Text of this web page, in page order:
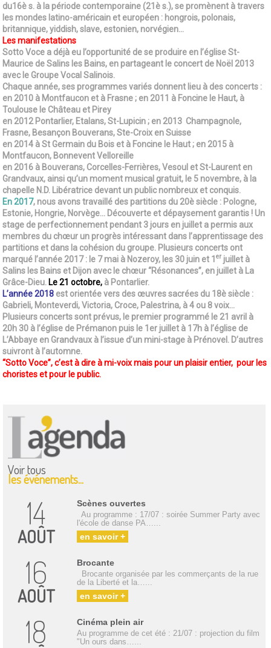
du16è s. à la période contemporaine (21è s.), se promènent à travers
les mondes latino-américain et européen : hongrois, polonais,
britannique, yiddish, slave, estonien, norvégien…
Les manifestations
Sotto Voce a déjà eu l’opportunité de se produire en l’église St-
Maurice de Salins les Bains, en partageant le concert de Noël 2013
avec le Groupe Vocal Salinois.
Chaque année, ses programmes variés donnent lieu à des concerts :
en 2010 à Montfaucon et à Frasne ; en 2011 à Foncine le Haut, à
Toulouse le Château et Pirey
en 2012 Pontarlier, Etalans, St-Lupicin ; en 2013 Champagnole,
Frasne, Besançon Bouverans, Ste-Croix en Suisse
en 2014 à St Germain du Bois et à Foncine le Haut ; en 2015 à
Montfaucon, Bonnevent Velloreille
en 2016 à Bouverans, Corcelles-Ferrières, Vesoul et St-Laurent en
Grandvaux, ainsi qu’un moment musical gratuit, le 5 novembre, à la
chapelle N.D. Libératrice devant un public nombreux et conquis.
En 2017, nous avons travaillé des partitions du 20è siècle : Pologne,
Estonie, Hongrie, Norvège… Découverte et dépaysement garantis ! Un
stage de perfectionnement pendant 3 jours en juillet a permis aux
membres du chœur un progrès intéressant dans l’apprentissage des
partitions et dans la cohésion du groupe. Plusieurs concerts ont
marqué l’année 2017 : le 7 mai à Nozeroy, les 30 juin et 1er juillet à
Salins les Bains et Dijon avec le chœur “Résonances”, en juillet à La
Grâce-Dieu. Le 21 octobre, à Pontarlier.
L’année 2018 est orientée vers des œuvres sacrées du 18è siècle :
Gabrieli, Monteverdi, Victoria, Croce, Palestrina, à 4 ou 8 voix…
Plusieurs concerts sont prévus, le premier programmé le 21 avril à
20h 30 à l’église de Prémanon puis le 1er juillet à 17h à l’église de
L’Abbaye en Grandvaux à l’issue d’un mini-stage à Prénovel. D’autres
suivront à l’automne.
“Sotto Voce”, c’est à dire à mi-voix mais pour un plaisir entier, pour les
choristes et pour le public.
Voir tous
les événements...
14
AOÛT
Scènes ouvertes
Au programme : 17/07 : soirée Summer Party avec
l'école de danse PA…...
en savoir +
16
AOÛT
Brocante
Brocante organisée par les commerçants de la rue
de la Liberté et la…...
en savoir +
18 Cinéma plein air
Au programme de cet été : 21/07 : projection du film
"Un ours dans…...